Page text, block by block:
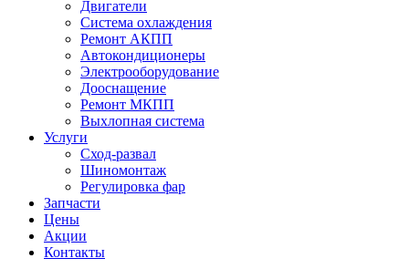
Двигатели
Система охлаждения
Ремонт АКПП
Автокондиционеры
Электрооборудование
Дооснащение
Ремонт МКПП
Выхлопная система
Услуги
Сход-развал
Шиномонтаж
Регулировка фар
Запчасти
Цены
Акции
Контакты